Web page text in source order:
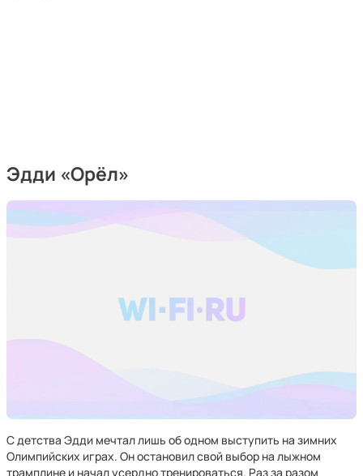
Эдди «Орёл»
С детства Эдди мечтал лишь об одном выступить на зимних
Олимпийских играх. Он остановил свой выбор на лыжном
трамплине и начал усердно тренироваться. Раз за разом